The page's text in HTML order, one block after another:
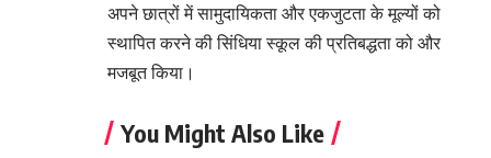
अपने छात्रों में सामुदायिकता और एकजुटता के मूल्यों को
स्थापित करने की सिंधिया स्कूल की प्रतिबद्धता को और
मजबूत किया।
You Might Also Like